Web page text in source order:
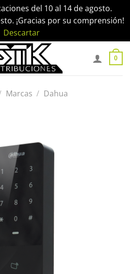
del 10 al 14 de agosto.
¡Gracias por su comprensión!
Descartar
0
Marcas / Dahua